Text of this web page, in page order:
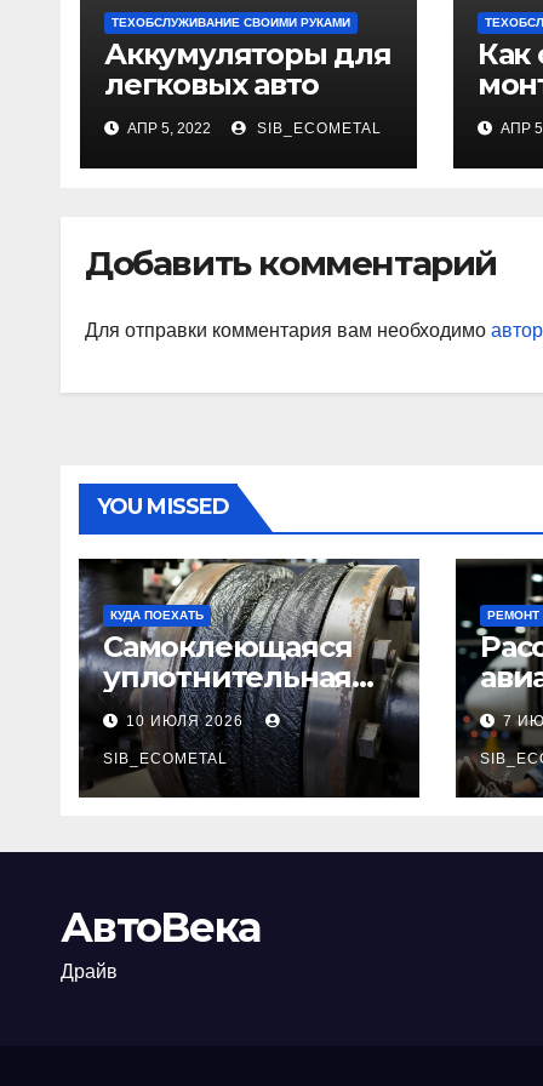
ТЕХОБСЛУЖИВАНИЕ СВОИМИ РУКАМИ
Аккумуляторы для
легковых авто
АПР 5, 2022 SIB_ECOMETAL
Как
АПР
Добавить комментарий
Для отправки комментария вам необходимо
YOU MISSED
КУДА ПОЕХАТЬ
Самоклеющаяся
уплотнительная
лента для
огнезащиты
фланцевых
соединений
10 ИЮЛЯ 2026
SIB_ECOMETAL
РЕМОНТ
7
АвтоВека
Драйв